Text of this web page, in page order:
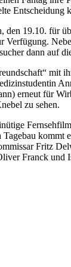
den 19.10. für
Verfügung.
dann auf
mit
erneut für
zu sehen.
Fritz
Franck und